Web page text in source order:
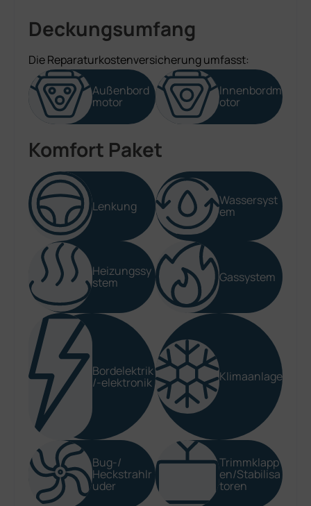
Deckungsumfang
Die Reparaturkostenversicherung umfasst:
Außenbord
motor
Innenbordm
otor
Komfort Paket
Lenkung Wassersyst
em
Heizungssy
stem Gassystem
Bordelektrik
/-elektronik Klimaanlage
Bug-/
Heckstrahlr
uder
Trimmklapp
en/Stabilisa
toren